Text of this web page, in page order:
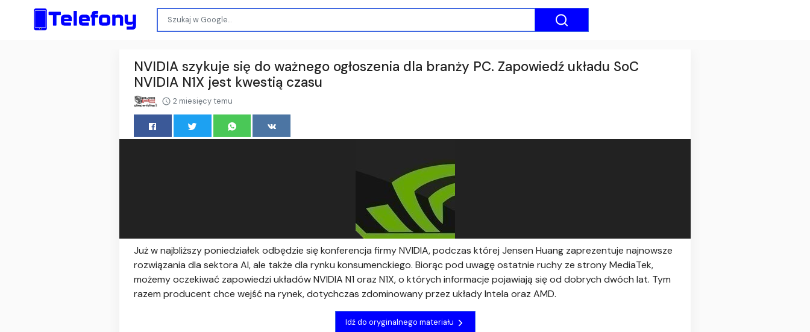
NVIDIA szykuje się do ważnego ogłoszenia dla branży PC. Zapowiedź układu SoC
NVIDIA N1X jest kwestią czasu
2 miesięcy temu
Już w najbliższy poniedziałek odbędzie się konferencja firmy NVIDIA, podczas której Jensen Huang zaprezentuje najnowsze
rozwiązania dla sektora AI, ale także dla rynku konsumenckiego. Biorąc pod uwagę ostatnie ruchy ze strony MediaTek,
możemy oczekiwać zapowiedzi układów NVIDIA N1 oraz N1X, o których informacje pojawiają się od dobrych dwóch lat. Tym
razem producent chce wejść na rynek, dotychczas zdominowany przez układy Intela oraz AMD.
Idź do oryginalnego materiału